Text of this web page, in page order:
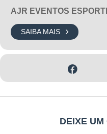
AJR EVENTOS
SAIBA MAIS
DEIXE UM